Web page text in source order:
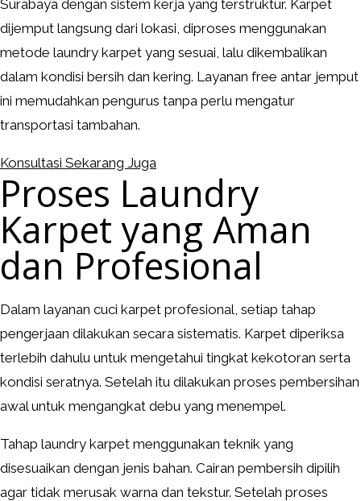
Surabaya dengan sistem kerja yang terstruktur. Karpet
dijemput langsung dari lokasi, diproses menggunakan
metode laundry karpet yang sesuai, lalu dikembalikan
dalam kondisi bersih dan kering. Layanan free antar jemput
ini memudahkan pengurus tanpa perlu mengatur
transportasi tambahan.
Konsultasi Sekarang Juga
Proses Laundry
Karpet yang Aman
dan Profesional
Dalam layanan cuci karpet profesional, setiap tahap
pengerjaan dilakukan secara sistematis. Karpet diperiksa
terlebih dahulu untuk mengetahui tingkat kekotoran serta
kondisi seratnya. Setelah itu dilakukan proses pembersihan
awal untuk mengangkat debu yang menempel.
Tahap laundry karpet menggunakan teknik yang
disesuaikan dengan jenis bahan. Cairan pembersih dipilih
agar tidak merusak warna dan tekstur. Setelah proses